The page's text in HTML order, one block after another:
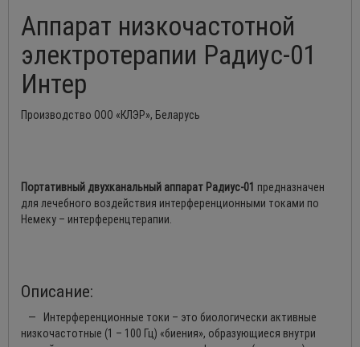
Аппарат низкочастотной
электротерапии Радиус-01
Интер
Производство ООО «КЛЭР», Беларусь
Портативный двухканальный аппарат Радиус-01 предназначен
для лечебного воздействия интерференционными токами по
Немеку – интерференцтерапии.
Описание:
— Интерференционные токи – это биологически активные
низкочастотные (1 – 100 Гц) «биения», образующиеся внутри